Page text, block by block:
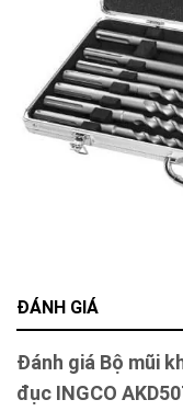
ĐÁNH GIÁ
Đánh giá Bộ mũi
đục INGCO